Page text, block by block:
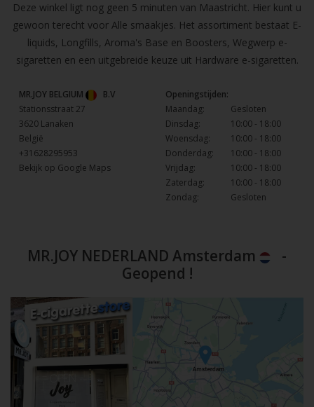
Deze winkel ligt nog geen 5 minuten van Maastricht. Hier kunt u
gewoon terecht voor Alle smaakjes. Het assortiment bestaat E-
liquids, Longfills, Aroma's Base en Boosters, Wegwerp e-
sigaretten en een uitgebreide keuze uit Hardware e-sigaretten.
MR.JOY BELGIUM
B.V
Stationsstraat 27
3620 Lanaken
België
+31628295953
Bekijk op Google Maps
Openingstijden:
Maandag:
Gesloten
Dinsdag:
10:00 - 18:00
Woensdag:
10:00 - 18:00
Donderdag:
10:00 - 18:00
Vrijdag:
10:00 - 18:00
Zaterdag:
10:00 - 18:00
Zondag:
Gesloten
MR.JOY NEDERLAND Amsterdam
-
Geopend !